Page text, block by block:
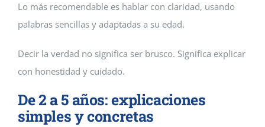
Lo más recomendable es hablar con claridad, usando
palabras sencillas y adaptadas a su edad.
Decir la verdad no significa ser brusco. Significa explicar
con honestidad y cuidado.
De 2 a 5 años: explicaciones
simples y concretas